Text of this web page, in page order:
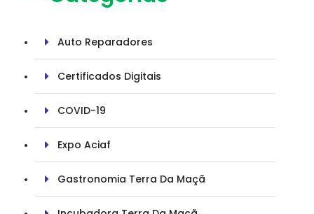
Auto Reparadores
Certificados Digitais
COVID-19
Expo Aciaf
Gastronomia Terra Da Maçã